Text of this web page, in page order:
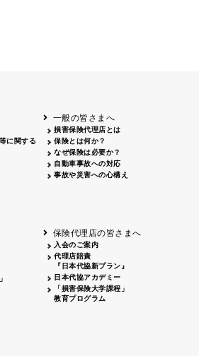
に関する
一般の皆さまへ
損害保険代理店とは
保険とは何か？
なぜ保険は必要か？
自動車事故への対応
事故や災害への心構え
保険代理店の皆さまへ
入会のご案内
代理店賠責
『日本代協新プラン』
日本代協アカデミー
「損害保険大学課程」
教育プログラム